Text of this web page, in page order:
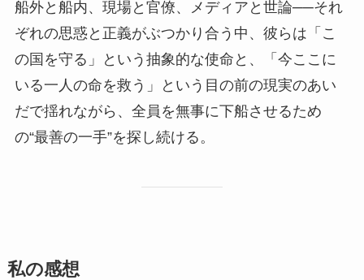
船外と船内、現場と官僚、メディアと世論──それ
ぞれの思惑と正義がぶつかり合う中、彼らは「こ
の国を守る」という抽象的な使命と、「今ここに
いる一人の命を救う」という目の前の現実のあい
だで揺れながら、全員を無事に下船させるため
の“最善の一手”を探し続ける。
私の感想